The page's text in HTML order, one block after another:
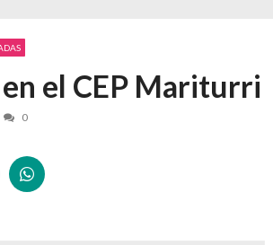
el CEP Mariturri
0